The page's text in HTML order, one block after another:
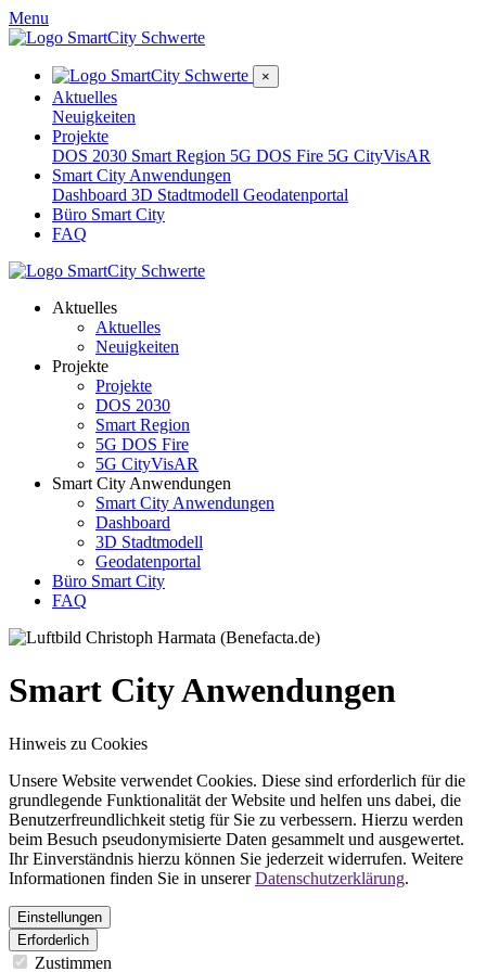
Menu
×
Aktuelles
Neuigkeiten
Projekte
DOS 2030 Smart Region 5G DOS Fire 5G CityVisAR
Smart City Anwendungen
Dashboard 3D Stadtmodell Geodatenportal
Büro Smart City
FAQ
Aktuelles
Aktuelles
Neuigkeiten
Projekte
Projekte
DOS 2030
Smart Region
5G DOS Fire
5G CityVisAR
Smart City Anwendungen
Smart City Anwendungen
Dashboard
3D Stadtmodell
Geodatenportal
Büro Smart City
FAQ
Smart City Anwendungen
Hinweis zu Cookies
Unsere Website verwendet Cookies. Diese sind erforderlich für die
grundlegende Funktionalität der Website und helfen uns dabei, die
Benutzerfreundlichkeit stetig für Sie zu verbessern. Hierzu werden
beim Besuch pseudonymisierte Daten gesammelt und ausgewertet.
Ihr Einverständnis hierzu können Sie jederzeit widerrufen. Weitere
Informationen finden Sie in unsererDatenschutzerklärung.
Einstellungen
Erforderlich
Zustimmen